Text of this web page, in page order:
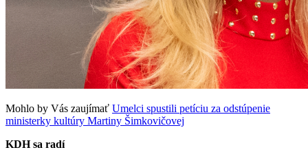
Mohlo by Vás zaujímať Umelci spustili petíciu za odstúpenie
ministerky kultúry Martiny Šimkovičovej
KDH sa radí